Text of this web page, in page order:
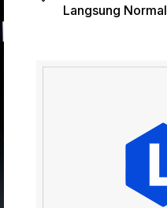
Langsung Normal